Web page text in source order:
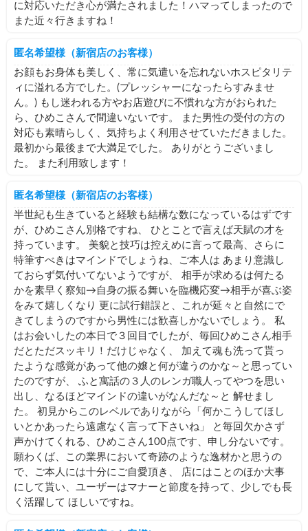
に対応いただき心が満たされました！ハマってしまったので
また近々行きますね！
匿名希望様（新宿店のお客様）
お顔もお身体も美しく、常に気遣いを忘れないホスピタリテ
ィに溢れる方でした。(プレッシャーになったらすみませ
ん。) もし迷われる方やお店遊びに不慣れな方がおられた
ら、ひめこさんで間違いないです。 また男性の受付の方の
対応も素晴らしく、気持ちよく利用させていただきました。
最初から最後まで大満足でした。 ありがとうございまし
た。 また利用致します！
匿名希望様（新宿店のお客様）
半世紀も生きていると経験も結構な数になっているはずです
が、ひめこさん別格ですね、 ひとことで言えば天賦の才を
持っています。 美貌と技巧は控えめに言って最高、さらに
特筆すべきはマインドでしょうね、ご本人は あまり意識し
ておらず気付いてないようですが、 相手が求めるは何たる
かを素早く察知→自身の振る舞いを臨機応変→相手が喜ぶ姿
をみて嬉しくなり 更に試行錯誤と、これが延々と自然にで
きてしまうのですから男性には歓喜しかないでしょう。 私
はお会いしたの本日で３回目でしたが、毎回ひめこさん相手
だとただスッキリ！だけじゃなく、 加えて魂も洗って貰っ
たような感覚があって他の嬢と何が違うのかな～と思ってい
たのですが、 ふと寓話の３人のレンガ職人ってやつを思い
出し、なるほどマインドの違いがなんだな～と 解せまし
た。 初見からこのレベルでありながら「何かこうしてほし
いとかあったら遠慮なく言って下さいね」 と毎回欠かさず
声かけてくれる、ひめこさん100点です、申し分ないです。
願わくば、この業界において奇跡のような逸材かと思うの
で、ご本人には十分にご自愛頂き、 店にはことのほか大事
にして貰い、ユーザーはマナーと節度を持って、少しでも長
く活躍して ほしいですね。